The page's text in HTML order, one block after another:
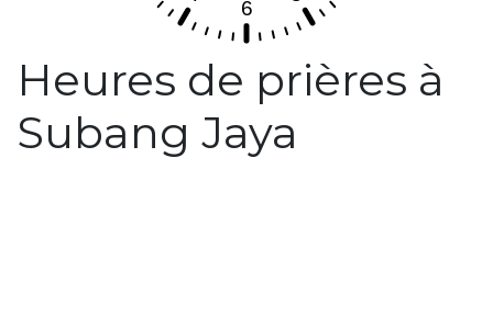
Heures de prières à
Subang Jaya